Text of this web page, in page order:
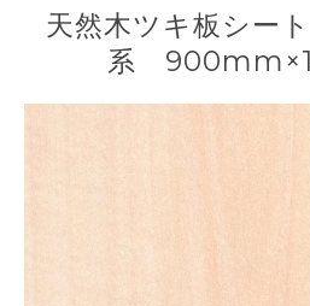
天然木ツキ板シ
系